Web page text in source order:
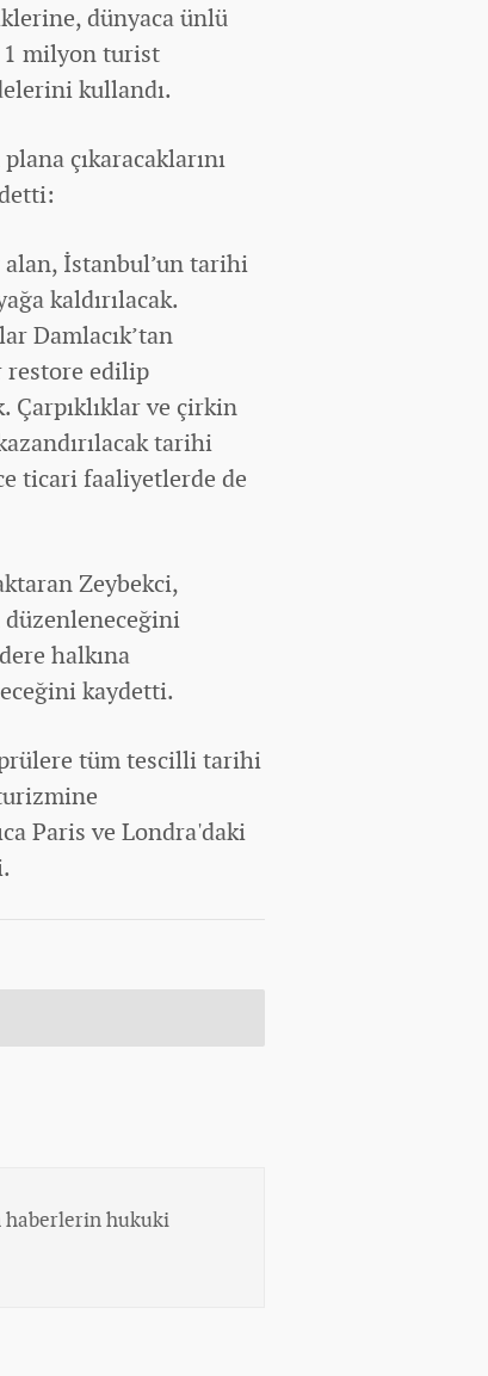
dünyaca ünlü
1 milyon turist
kullandı.
çıkaracaklarını
alan, İstanbul’un tarihi
kaldırılacak.
Damlacık’tan
restore edilip
Çarpıklıklar ve çirkin
tarihi
ticari faaliyetlerde de
Zeybekci,
halkına
kaydetti.
tüm tescilli tarihi
Paris ve Londra'daki
haberlerin hukuki